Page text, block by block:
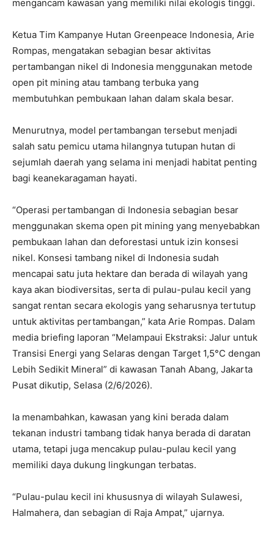
mengancam kawasan yang memiliki nilai ekologis tinggi.
Ketua Tim Kampanye Hutan Greenpeace Indonesia, Arie
Rompas, mengatakan sebagian besar aktivitas
pertambangan nikel di Indonesia menggunakan metode
open pit mining atau tambang terbuka yang
membutuhkan pembukaan lahan dalam skala besar.
Menurutnya, model pertambangan tersebut menjadi
salah satu pemicu utama hilangnya tutupan hutan di
sejumlah daerah yang selama ini menjadi habitat penting
bagi keanekaragaman hayati.
“Operasi pertambangan di Indonesia sebagian besar
menggunakan skema open pit mining yang menyebabkan
pembukaan lahan dan deforestasi untuk izin konsesi
nikel. Konsesi tambang nikel di Indonesia sudah
mencapai satu juta hektare dan berada di wilayah yang
kaya akan biodiversitas, serta di pulau-pulau kecil yang
sangat rentan secara ekologis yang seharusnya tertutup
untuk aktivitas pertambangan,” kata Arie Rompas. Dalam
media briefing laporan “Melampaui Ekstraksi: Jalur untuk
Transisi Energi yang Selaras dengan Target 1,5°C dengan
Lebih Sedikit Mineral” di kawasan Tanah Abang, Jakarta
Pusat dikutip, Selasa (2/6/2026).
Ia menambahkan, kawasan yang kini berada dalam
tekanan industri tambang tidak hanya berada di daratan
utama, tetapi juga mencakup pulau-pulau kecil yang
memiliki daya dukung lingkungan terbatas.
“Pulau-pulau kecil ini khususnya di wilayah Sulawesi,
Halmahera, dan sebagian di Raja Ampat,” ujarnya.